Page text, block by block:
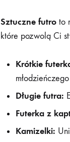
Sztuczne futro to
które pozwolą Ci
Krótkie
Długie futra:
Futerka z
Kamizelki: